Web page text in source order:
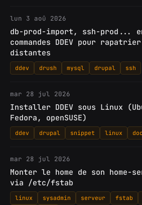
lun 3 aoû 2026
db-prod-import, ssh-prod...
commandes DDEV pour
distantes
ddev drush mysql drupal ssh
mar 28 jul 2026
Installer DDEV sous Linux
Fedora, openSUSE)
ddev drupal snippet linux
mar 28 jul 2026
Monter le home de son home-
via /etc/fstab
linux sysadmin serveur fstab